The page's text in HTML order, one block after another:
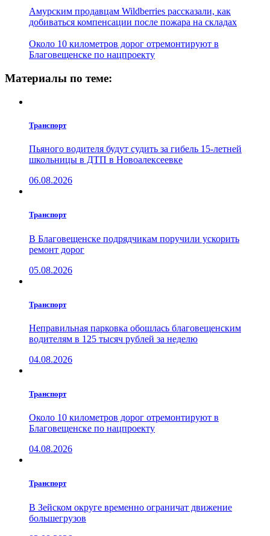
Амурским продавцам Wildberries рассказали, как
добиваться компенсации после пожара на складах
Около 10 километров дорог отремонтируют в
Благовещенске по нацпроекту
Материалы по теме:
Транспорт
Пьяного водителя будут судить за гибель 15-летней
школьницы в ДТП в Новоалексеевке
06.08.2026
Транспорт
В Благовещенске подрядчикам поручили ускорить
ремонт дорог
05.08.2026
Транспорт
Неправильная парковка обошлась благовещенским
водителям в 125 тысяч рублей за неделю
04.08.2026
Транспорт
Около 10 километров дорог отремонтируют в
Благовещенске по нацпроекту
04.08.2026
Транспорт
В Зейском округе временно ограничат движение
большегрузов